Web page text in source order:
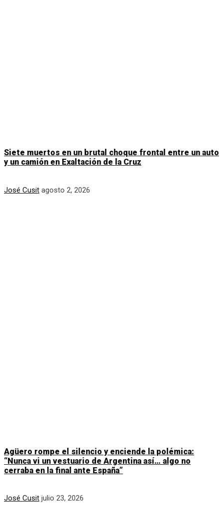
Siete muertos en un brutal choque frontal entre un auto
y un camión en Exaltación de la Cruz
José Cusit agosto 2, 2026
Agüero rompe el silencio y enciende la polémica:
“Nunca vi un vestuario de Argentina así… algo no
cerraba en la final ante España”
José Cusit julio 23, 2026